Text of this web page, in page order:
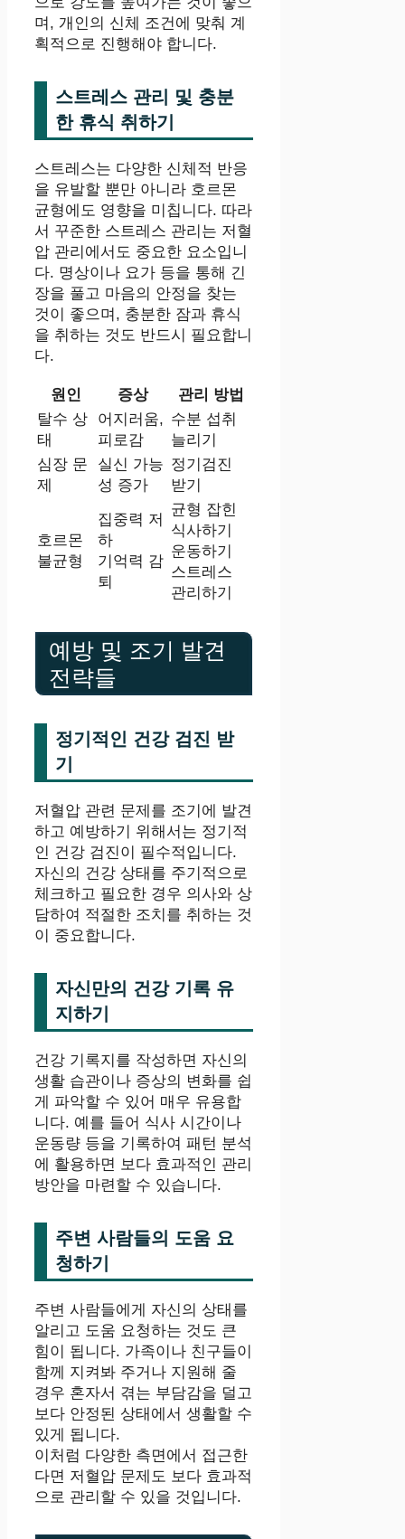
며, 개인의 신체 조건에 맞춰 계
획적으로 진행해야 합니다.
스트레스 관리 및 충분
한 휴식 취하기
스트레스는 다양한 신체적 반응
을 유발할 뿐만 아니라 호르몬
균형에도 영향을 미칩니다. 따라
서 꾸준한 스트레스 관리는 저혈
압 관리에서도 중요한 요소입니
다. 명상이나 요가 등을 통해 긴
장을 풀고 마음의 안정을 찾는
것이 좋으며, 충분한 잠과 휴식
을 취하는 것도 반드시 필요합니
다.
원인 증상
관리 방법
탈수 상
태
어지러움,
피로감
수분 섭취
늘리기
심장 문
제
실신 가능
성 증가
정기검진
받기
호르몬
불균형
집중력 저
하
기억력 감
퇴
균형 잡힌
식사하기
운동하기
스트레스
관리하기
예방 및 조기 발견
전략들
정기적인 건강 검진 받
기
저혈압 관련 문제를 조기에 발견
하고 예방하기 위해서는 정기적
인 건강 검진이 필수적입니다.
자신의 건강 상태를 주기적으로
체크하고 필요한 경우 의사와 상
담하여 적절한 조치를 취하는 것
이 중요합니다.
자신만의 건강 기록 유
지하기
건강 기록지를 작성하면 자신의
생활 습관이나 증상의 변화를 쉽
게 파악할 수 있어 매우 유용합
니다. 예를 들어 식사 시간이나
운동량 등을 기록하여 패턴 분석
에 활용하면 보다 효과적인 관리
방안을 마련할 수 있습니다.
주변 사람들의 도움 요
청하기
주변 사람들에게 자신의 상태를
알리고 도움 요청하는 것도 큰
힘이 됩니다. 가족이나 친구들이
함께 지켜봐 주거나 지원해 줄
경우 혼자서 겪는 부담감을 덜고
보다 안정된 상태에서 생활할 수
있게 됩니다.
이처럼 다양한 측면에서 접근한
다면 저혈압 문제도 보다 효과적
으로 관리할 수 있을 것입니다.